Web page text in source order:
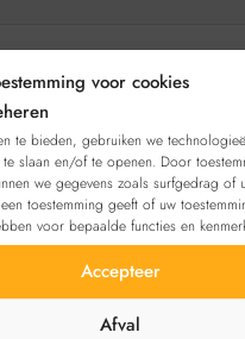
voor cookies
te bieden, gebruiken we
slaan en/of te openen. Door
we gegevens zoals surfgedrag of
toestemming geeft of uw
voor bepaalde functies en
Accepteer
Afval
op met